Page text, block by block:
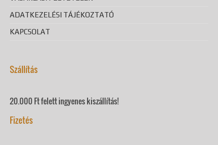
ADATKEZELÉSI TÁJÉKOZTATÓ
KAPCSOLAT
Szállítás
20.000 Ft felett ingyenes kiszállítás!
Fizetés